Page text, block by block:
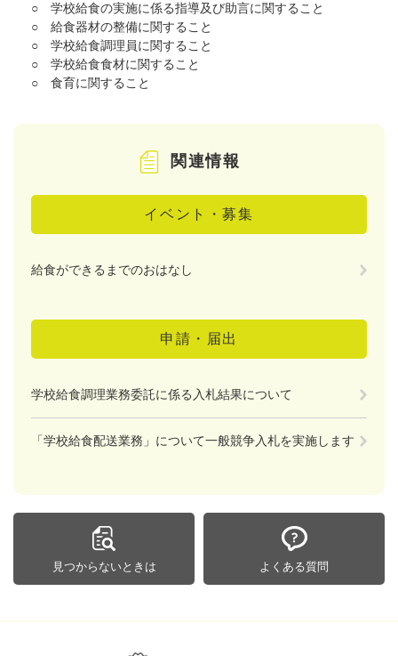
○ 学校給食の実施に係る指導及び助言に関すること
○ 給食器材の整備に関すること
○ 学校給食調理員に関すること
○ 学校給食食材に関すること
○ 食育に関すること
関連情報
イベント・募集
給食ができるまでのおはなし
申請・届出
学校給食調理業務委託に係る入札結果について
「学校給食配送業務」について一般競争入札を実施します
見つからないときは よくある質問